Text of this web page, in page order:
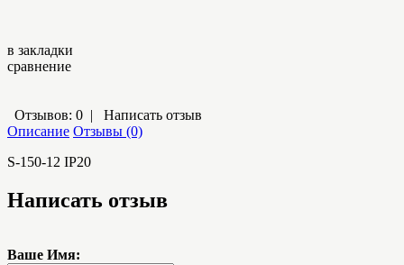
в закладки
сравнение
Отзывов: 0 | Написать отзыв
Описание Отзывы (0)
S-150-12 IP20
Написать отзыв
Ваше Имя: